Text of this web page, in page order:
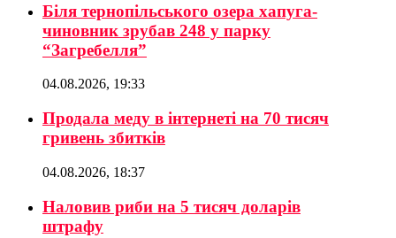
Біля тернопільського озера хапуга-
чиновник зрубав 248 у парку
“Загребелля”
04.08.2026, 19:33
Продала меду в інтернеті на 70 тисяч
гривень збитків
04.08.2026, 18:37
Наловив риби на 5 тисяч доларів
штрафу